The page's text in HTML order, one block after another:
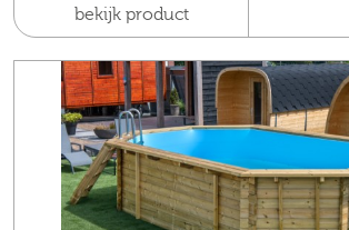
bekijk product